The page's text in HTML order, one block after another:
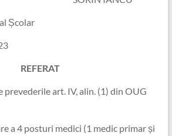
Școlar
REFERAT
art. IV, alin. (1) din OUG
a 4 posturi medici (1 medic primar și